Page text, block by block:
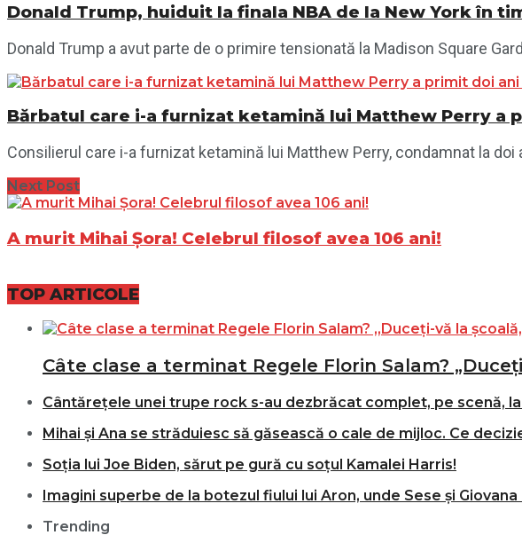
Donald Trump, huiduit la finala NBA de la New York în
Donald Trump a avut parte de o primire tensionată la Madison Square
Bărbatul care i-a furnizat ketamină lui Matthew Perry a
Consilierul care i-a furnizat ketamină lui Matthew Perry, condamnat la
Next Post
A murit Mihai Șora! Celebrul filosof avea 106 ani!
TOP ARTICOLE
Câte clase a terminat Regele Florin Salam?
Cântărețele unei trupe rock s-au dezbrăcat complet, pe scenă,
Mihai și Ana se străduiesc să găsească o cale de mijloc. Ce
Soția lui Joe Biden, sărut pe gură cu soțul Kamalei Harris!
Imagini superbe de la botezul fiului lui Aron, unde Sese și
Trending